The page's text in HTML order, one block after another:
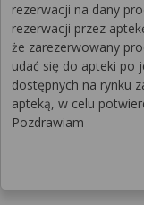
rezerwacji na dany
rezerwacji przez
że zarezerwowany
udać się do apteki po
dostępnych na rynku
apteką, w celu
Pozdrawiam